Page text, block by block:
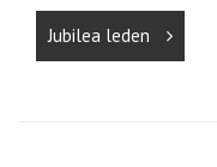
Jubilea leden